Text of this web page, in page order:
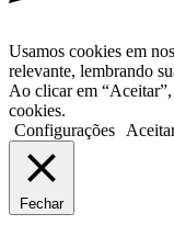
Usamos cookies em
relevante, lembrando
Ao clicar em
cookies.
Configurações
Fechar